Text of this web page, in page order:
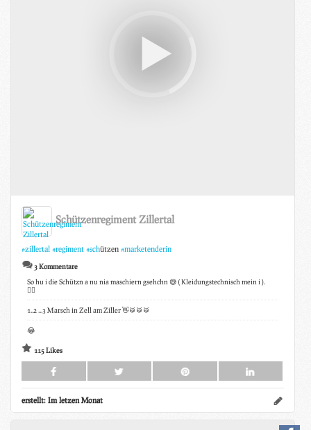
Schützenregiment Zillertal
#zillertal #regiment #schützen #marketenderin
3 Kommentare
So hu i die Schützn a nu nia maschiern gsehchn 😅 ( Kleidungstechnisch mein i ).
👍🏼
1..2 ...3 Marsch in Zell am Ziller 👋🥁🥁🥁
😂
115 Likes
erstellt: Im letzen Monat